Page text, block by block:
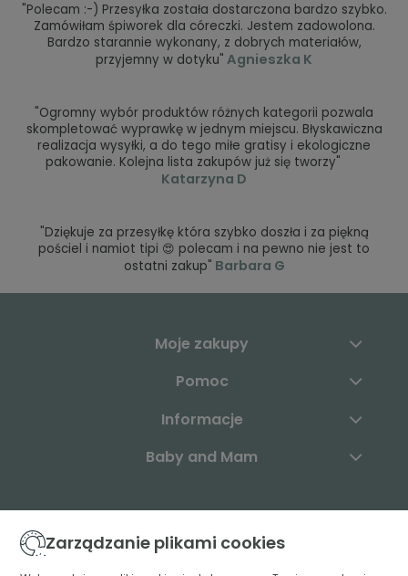
"Polecam :-) Przesyłka została dostarczona bardzo szybko.
Zamówiłam śpiworek dla córeczki. Jestem zadowolona.
Bardzo starannie wykonany, z dobrych materiałów,
przyjemny w dotyku" Agnieszka K
"Ogromny wybór produktów różnych kategorii pozwala
skompletować wyprawkę w jednym miejscu. Błyskawiczna
realizacja wysyłki, a do tego miłe gratisy i ekologiczne
pakowanie. Kolejna lista zakupów już się tworzy"
Katarzyna D
"Dziękuje za przesyłkę która szybko doszła i za piękną
pościel i namiot tipi 😍 polecam i na pewno nie jest to
ostatni zakup" Barbara G
Moje zakupy
Pomoc
Informacje
Baby and Mam
+48 883 003 904
Zarządzanie plikami cookies